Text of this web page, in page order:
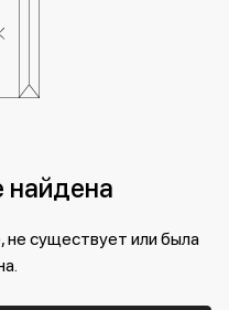
найдена
существует или была